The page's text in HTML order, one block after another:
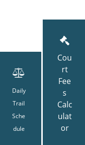
Daily
Trail
Sche
dule
Cou
rt
Fee
s
Calc
ulat
or